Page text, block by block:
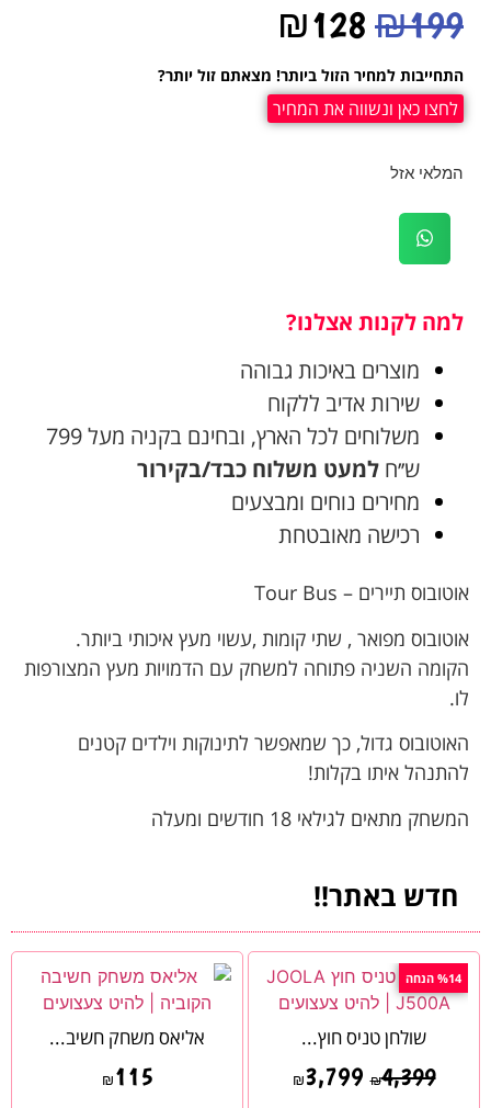
₪199
₪128
התחייבות למחיר הזול ביותר! מצאתם זול יותר?
לחצו כאן ונשווה את המחיר
המלאי אזל
למה לקנות אצלנו?
מוצרים באיכות גבוהה
שירות אדיב ללקוח
משלוחים לכל הארץ, ובחינם בקניה מעל 799
ש׳׳ח למעט משלוח כבד/בקירור
מחירים נוחים ומבצעים
רכישה מאובטחת
אוטובוס תיירים – Tour Bus
אוטובוס מפואר , שתי קומות ,עשוי מעץ איכותי ביותר.
הקומה השניה פתוחה למשחק עם הדמויות מעץ המצורפות
לו.
האוטובוס גדול, כך שמאפשר לתינוקות וילדים קטנים
להתנהל איתו בקלות!
המשחק מתאים לגילאי 18 חודשים ומעלה
חדש באתר!!
%14 הנחה
שולחן טניס חוץ...
₪4,399
₪3,799
אליאס משחק חשיב...
₪ 115